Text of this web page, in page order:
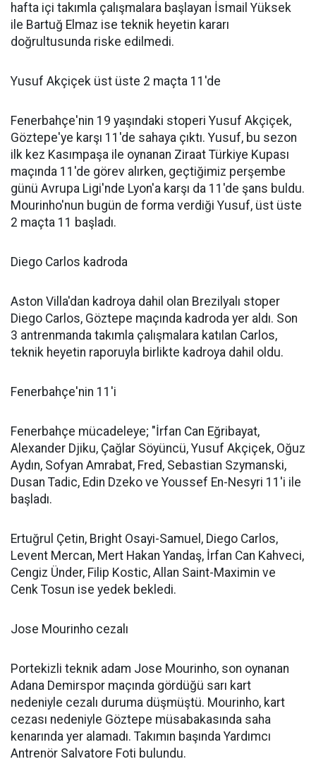
hafta içi takımla çalışmalara başlayan İsmail Yüksek
ile Bartuğ Elmaz ise teknik heyetin kararı
doğrultusunda riske edilmedi.
Yusuf Akçiçek üst üste 2 maçta 11'de
Fenerbahçe'nin 19 yaşındaki stoperi Yusuf Akçiçek,
Göztepe'ye karşı 11'de sahaya çıktı. Yusuf, bu sezon
ilk kez Kasımpaşa ile oynanan Ziraat Türkiye Kupası
maçında 11'de görev alırken, geçtiğimiz perşembe
günü Avrupa Ligi'nde Lyon'a karşı da 11'de şans buldu.
Mourinho'nun bugün de forma verdiği Yusuf, üst üste
2 maçta 11 başladı.
Diego Carlos kadroda
Aston Villa'dan kadroya dahil olan Brezilyalı stoper
Diego Carlos, Göztepe maçında kadroda yer aldı. Son
3 antrenmanda takımla çalışmalara katılan Carlos,
teknik heyetin raporuyla birlikte kadroya dahil oldu.
Fenerbahçe'nin 11'i
Fenerbahçe mücadeleye; "İrfan Can Eğribayat,
Alexander Djiku, Çağlar Söyüncü, Yusuf Akçiçek, Oğuz
Aydın, Sofyan Amrabat, Fred, Sebastian Szymanski,
Dusan Tadic, Edin Dzeko ve Youssef En-Nesyri 11'i ile
başladı.
Ertuğrul Çetin, Bright Osayi-Samuel, Diego Carlos,
Levent Mercan, Mert Hakan Yandaş, İrfan Can Kahveci,
Cengiz Ünder, Filip Kostic, Allan Saint-Maximin ve
Cenk Tosun ise yedek bekledi.
Jose Mourinho cezalı
Portekizli teknik adam Jose Mourinho, son oynanan
Adana Demirspor maçında gördüğü sarı kart
nedeniyle cezalı duruma düşmüştü. Mourinho, kart
cezası nedeniyle Göztepe müsabakasında saha
kenarında yer alamadı. Takımın başında Yardımcı
Antrenör Salvatore Foti bulundu.